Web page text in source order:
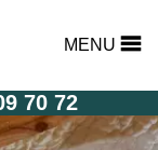
MENU
70 72